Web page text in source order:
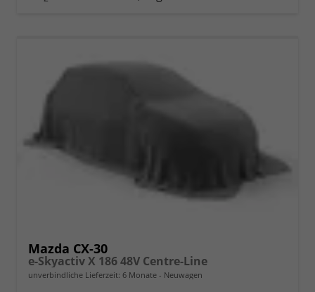
Mazda CX-30
e-Skyactiv X 186 48V Centre-Line
unverbindliche Lieferzeit: 6 Monate Neuwagen